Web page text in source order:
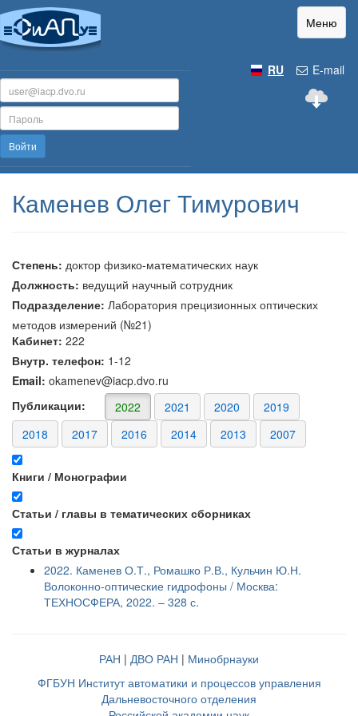
Меню
E-mail
RU
Войти
Каменев Олег Тимурович
Степень: доктор физико-математических наук
Должность: ведущий научный сотрудник
Подразделение: Лаборатория прецизионных оптических
методов измерений (№21)
Кабинет: 222
Внутр. телефон: 1-12
Email: okamenev@iacp.dvo.ru
Публикации:
2022 2021 2020
2019
2018
2017 2016 2014 2013 2007
Книги / Монографии
Статьи / главы в тематических сборниках
Статьи в журналах
2022. Каменев О.Т., Ромашко Р.В., Кульчин Ю.Н.
Волоконно-оптические гидрофоны / Москва:
ТЕХНОСФЕРА, 2022. – 328 с.
РАН | ДВО РАН | Минобрнауки
ФГБУН Институт автоматики и процессов управления
Дальневосточного отделения